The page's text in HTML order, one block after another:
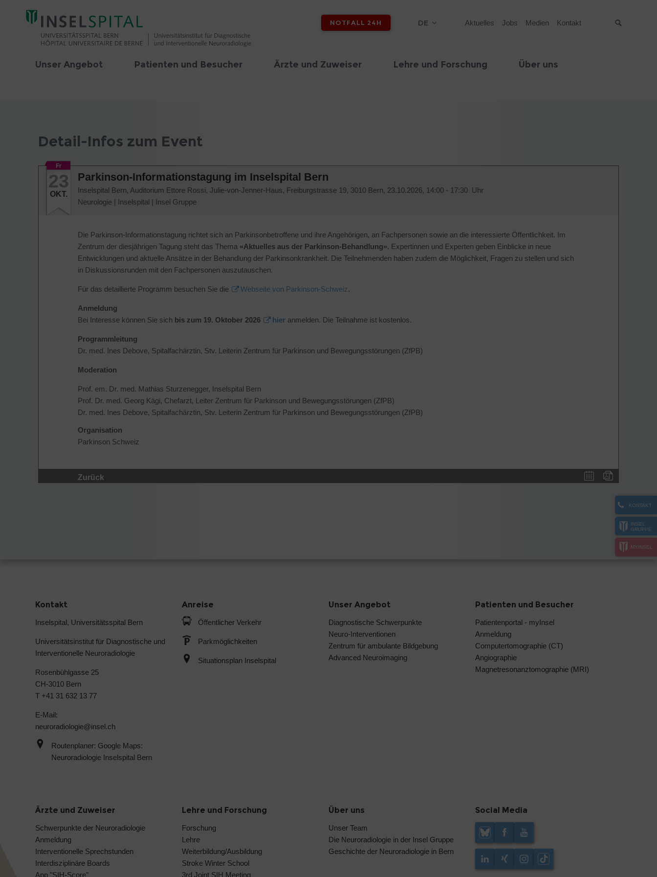
NOTFALL 24H DE Aktuelles Jobs Medien Kontakt
Unser Angebot Patienten und Besucher Ärzte und Zuweiser Lehre und Forschung Über uns
KONTAKT
INSEL
GRUPPE
MYINSEL
Detail-Infos zum Event
Fr
23
OKT.
Parkinson-Informationstagung im Inselspital Bern
Inselspital Bern, Auditorium Ettore Rossi, Julie-von-Jenner-Haus, Freiburgstrasse 19, 3010 Bern, 23.10.2026, 14:00 - 17:30 Uhr
Neurologie | Inselspital | Insel Gruppe
Die Parkinson-Informationstagung richtet sich an Parkinsonbetroffene und ihre Angehörigen, an Fachpersonen sowie an die interessierte Öffentlichkeit. Im
Zentrum der diesjährigen Tagung steht das Thema «Aktuelles aus der Parkinson-Behandlung». Expertinnen und Experten geben Einblicke in neue
Entwicklungen und aktuelle Ansätze in der Behandlung der Parkinsonkrankheit. Die Teilnehmenden haben zudem die Möglichkeit, Fragen zu stellen und sich
in Diskussionsrunden mit den Fachpersonen auszutauschen.
Für das detaillierte Programm besuchen Sie die Webseite von Parkinson-Schweiz.
Anmeldung
Bei Interesse können Sie sich bis zum 19. Oktober 2026 hier anmelden. Die Teilnahme ist kostenlos.
Programmleitung
Dr. med. Ines Debove, Spitalfachärztin, Stv. Leiterin Zentrum für Parkinson und Bewegungsstörungen (ZfPB)
Moderation
Prof. em. Dr. med. Mathias Sturzenegger, Inselspital Bern
Prof. Dr. med. Georg Kägi, Chefarzt, Leiter Zentrum für Parkinson und Bewegungsstörungen (ZfPB)
Dr. med. Ines Debove, Spitalfachärztin, Stv. Leiterin Zentrum für Parkinson und Bewegungsstörungen (ZfPB)
Organisation
Parkinson Schweiz
Zurück
Kontakt
Inselspital, Universitätsspital Bern
Universitätsinstitut für Diagnostische und
Interventionelle Neuroradiologie
Rosenbühlgasse 25
CH-3010 Bern
T +41 31 632 13 77
E-Mail:
neuroradiologie@insel.ch
Routenplaner: Google Maps:
Neuroradiologie Inselspital Bern
Anreise
Öffentlicher Verkehr
Parkmöglichkeiten
Situationsplan Inselspital
Unser Angebot
Diagnostische Schwerpunkte
Neuro-Interventionen
Zentrum für ambulante Bildgebung
Advanced Neuroimaging
Patienten und Besucher
Patientenportal - myInsel
Anmeldung
Computertomographie (CT)
Angiographie
Magnetresonanztomographie (MRI)
Ärzte und Zuweiser
Schwerpunkte der Neuroradiologie
Anmeldung
Interventionelle Sprechstunden
Interdisziplinäre Boards
App "SIH-Score"
Lehre und Forschung
Forschung
Lehre
Weiterbildung/Ausbildung
Stroke Winter School
3rd Joint SIH Meeting
Über uns
Unser Team
Die Neuroradiologie in der Insel Gruppe
Geschichte der Neuroradiologie in Bern
Social Media